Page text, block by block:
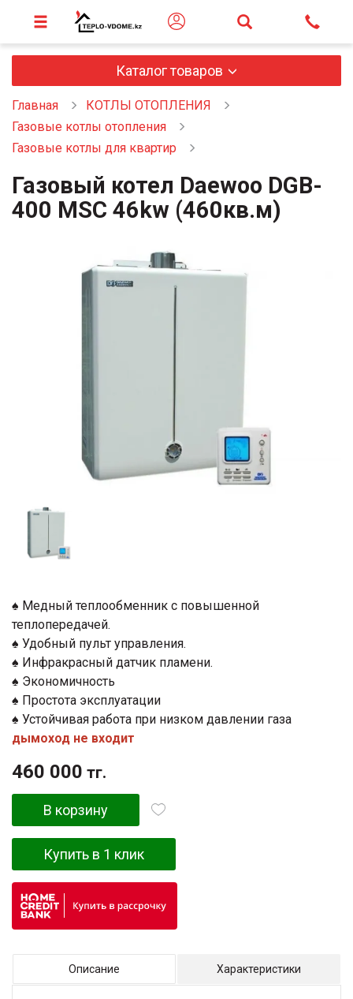
Каталог товаров
Главная
КОТЛЫ ОТОПЛЕНИЯ
Газовые котлы отопления
Газовые котлы для квартир
Газовый котел Daewoo DGB-
400 MSC 46kw (460кв.м)
♠ Медный теплообменник с повышенной
теплопередачей.
♠ Удобный пульт управления.
♠ Инфракрасный датчик пламени.
♠ Экономичность
♠ Простота эксплуатации
♠ Устойчивая работа при низком давлении газа
дымоход не входит
460 000 тг.
В корзину
Купить в 1 клик
Описание Характеристики